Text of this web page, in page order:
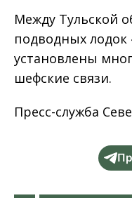
Между Тульской
подводных лодок
установлены
шефские связи.
Пресс-служба